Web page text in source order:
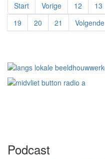
Start Vorige 12 13
19
20 21 Volgende
Podcast